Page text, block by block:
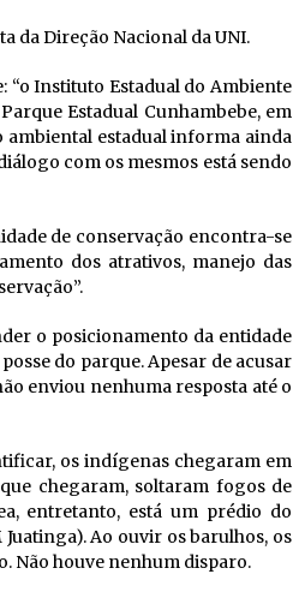
da Direção Nacional da UNI.
“o Instituto Estadual do Ambiente
Estadual Cunhambebe, em
ambiental estadual informa ainda
com os mesmos está sendo
de conservação encontra-se
dos atrativos, manejo das
o posicionamento da entidade
do parque. Apesar de acusar
enviou nenhuma resposta até o
os indígenas chegaram em
chegaram, soltaram fogos de
entretanto, está um prédio do
Ao ouvir os barulhos, os
Não houve nenhum disparo.